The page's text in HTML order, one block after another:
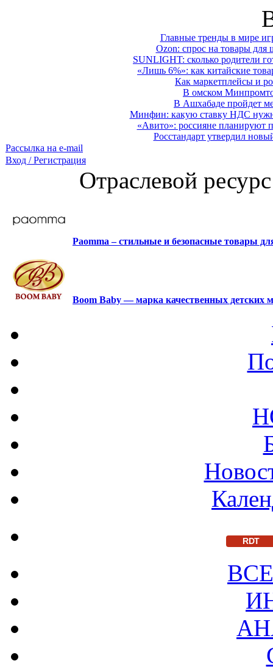
Главные тренды в мире
Ozon: спрос на товары для
SUNLIGHT: сколько родители
«Лишь 6%»: как китайские
Как маркетплейсы и
В омском
В Ашхабаде пройдет
Минфин: какую ставку НДС
«Авито»: россияне планируют
Росстандарт утвердил
Рассылка на e-mail
Вход / Регистрация
Отраслевой
Paomma – стильные и безопасные товары
Boom Baby — марка качественных детских
RDT